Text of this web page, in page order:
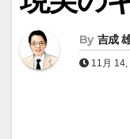
By 吉成
11月 14,